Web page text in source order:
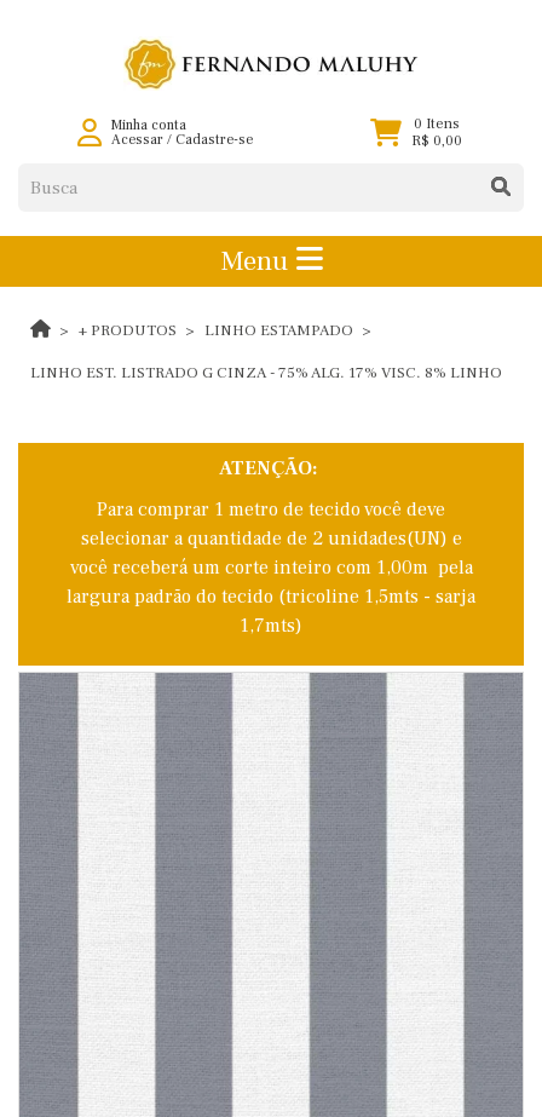
Minha conta
Acessar/ Cadastre-se
0 Itens
R$ 0,00
Menu
+ PRODUTOS LINHO ESTAMPADO
LINHO EST. LISTRADO G CINZA - 75% ALG. 17% VISC. 8% LINHO
ATENÇÃO:
Para comprar 1 metro de tecido você deve
selecionar a quantidade de 2 unidades(UN) e
você receberá um corte inteiro com 1,00m pela
largura padrão do tecido (tricoline 1,5mts - sarja
1,7mts)